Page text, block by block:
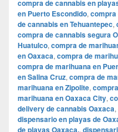
compra de cannabis en
en Puerto Escondido, compra
de cannabis en Tehuantepec,
compra de cannabis segura
Huatulco, compra de
en Oaxaca, compra de
compra de marihuana en
en Salina Cruz, compra de
marihuana en Zipolite,
marihuana en Oaxaca City,
delivery de cannabis Oaxaca,
dispensario en playas de
de playas Oaxaca.,